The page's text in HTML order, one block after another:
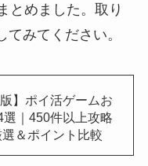
とめました。取り
みてください。
】ポイ活ゲームお
｜450件以上攻略
＆ポイント比較